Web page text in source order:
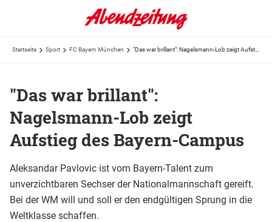
Startseite Sport FC Bayern München
"Das war brillant":
Nagelsmann-Lob zeigt
Aufstieg des Bayern-Campus
Aleksandar Pavlovic ist vom Bayern-Talent zum
unverzichtbaren Sechser der Nationalmannschaft gereift.
Bei der WM will und soll er den endgültigen Sprung in die
Weltklasse schaffen.